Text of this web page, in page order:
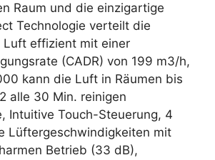
Raum und die einzigartige
Technologie verteilt die
Luft effizient mit einer
(CADR) von 199 m3/h,
kann die Luft in Räumen bis
alle 30 Min. reinigen
Intuitive Touch-Steuerung, 4
Lüftergeschwindigkeiten mit
Betrieb (33 dB),